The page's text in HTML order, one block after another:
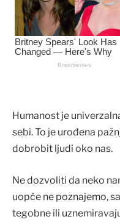
Humanost je
sebi. To je urođena
dobrobit ljudi oko nas.
Ne dozvoliti da neko
uopće ne poznajemo,
tegobne ili